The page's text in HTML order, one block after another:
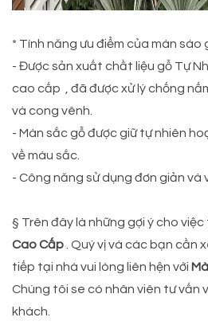
* Tính năng ưu điểm của màn sáo
- Được sản xuất chầt liệu gỗ Tự
cao cấp , đã được xử lý chống
và cong vênh.
- Màn sắc gỗ được giữ tự nhiên
về màu sắc.
- Công năng sử dụng đơn giản và
§ Trên đây là những gợi ý cho
Cao Cấp. Quý vị và các bạn cần
tiếp tại nhà vui lòng liên hện với
Chúng tôi se có nhân viên tư vấn
khách.